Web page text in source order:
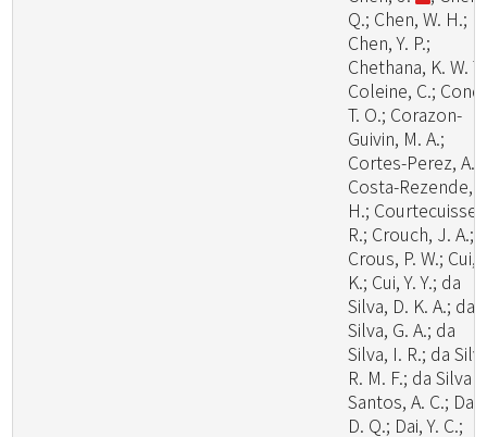
Q.; Chen, W. H.;
Chen, Y. P.;
Chethana, K. W.
Coleine, C.;
T. O.; Corazon-
Guivin, M. A.;
Cortes-Perez, A.;
Costa-Rezende,
H.; Courtecuisse,
R.; Crouch, J. A.;
Crous, P. W.; Cui,
K.; Cui, Y. Y.; da
Silva, D. K. A.; da
Silva, G. A.; da
Silva, I. R.; da
R. M. F.; da Silva
Santos, A. C.; Dai,
D. Q.; Dai, Y. C.;